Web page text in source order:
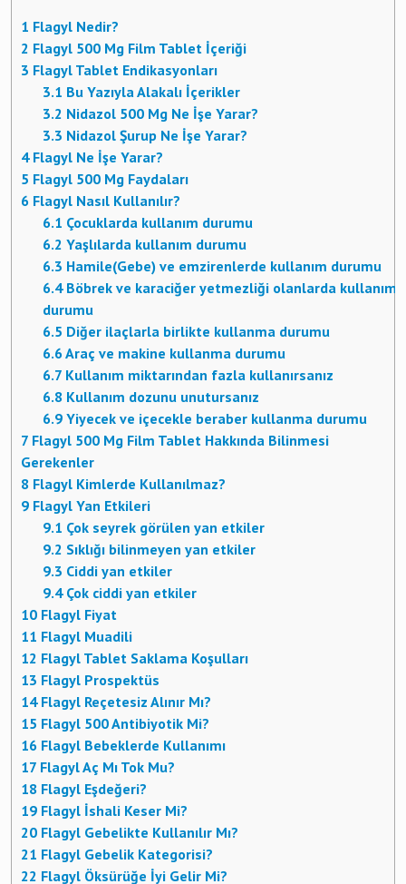
1 Flagyl Nedir?
2 Flagyl 500 Mg Film Tablet İçeriği
3 Flagyl Tablet Endikasyonları
3.1 Bu Yazıyla Alakalı İçerikler
3.2 Nidazol 500 Mg Ne İşe Yarar?
3.3 Nidazol Şurup Ne İşe Yarar?
4Flagyl Ne İşe Yarar?
5 Flagyl 500 Mg Faydaları
6 Flagyl Nasıl Kullanılır?
6.1 Çocuklarda kullanım durumu
6.2 Yaşlılarda kullanım durumu
6.3 Hamile(Gebe) ve emzirenlerde kullanım durumu
6.4Böbrek ve karaciğer yetmezliği olanlarda kullanım
durumu
6.5 Diğer ilaçlarla birlikte kullanma durumu
6.6Araç ve makine kullanma durumu
6.7 Kullanım miktarından fazla kullanırsanız
6.8 Kullanım dozunu unutursanız
6.9 Yiyecek ve içecekle beraber kullanma durumu
7 Flagyl 500 Mg Film Tablet Hakkında Bilinmesi
Gerekenler
8 Flagyl Kimlerde Kullanılmaz?
9 Flagyl Yan Etkileri
9.1 Çok seyrek görülen yan etkiler
9.2 Sıklığı bilinmeyen yan etkiler
9.3 Ciddi yan etkiler
9.4Çok ciddi yan etkiler
10 Flagyl Fiyat
11 Flagyl Muadili
12 Flagyl Tablet Saklama Koşulları
13 Flagyl Prospektüs
14Flagyl Reçetesiz Alınır Mı?
15 Flagyl 500 Antibiyotik Mi?
16 Flagyl Bebeklerde Kullanımı
17 Flagyl Aç Mı Tok Mu?
18 Flagyl Eşdeğeri?
19 Flagyl İshali Keser Mi?
20 Flagyl Gebelikte Kullanılır Mı?
21 Flagyl Gebelik Kategorisi?
22 Flagyl Öksürüğe İyi Gelir Mi?